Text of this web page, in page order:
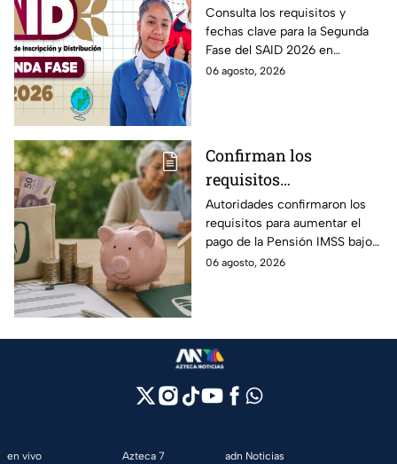
Edomex para grados
intermedios: Fechas
clave y requisitos para
cambios de escuela
Consulta los requisitos y
fechas clave para la Segunda
Fase del SAID 2026 en
Edomex y asegura el traslado
06 agosto, 2026
Confirman los
requisitos
indispensables para
incrementar el pago de
la Pensión IMSS bajo el
régimen de la Ley 73
Autoridades confirmaron los
requisitos para aumentar el
pago de la Pensión IMSS bajo
la Ley 73, ¿cuáles son?
06 agosto, 2026
en vivo
Azteca 7
adn Noticias